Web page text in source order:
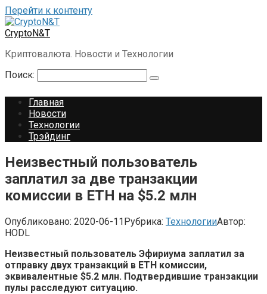
Перейти к контенту
CryptoN&T
Криптовалюта. Новости и Технологии
Поиск:
Главная
Новости
Технологии
Трэйдинг
Неизвестный пользователь
заплатил за две транзакции
комиссии в ETH на $5.2 млн
Опубликовано: 2020-06-11Рубрика: ТехнологииАвтор:
HODL
Неизвестный пользователь Эфириума заплатил за
отправку двух транзакций в ETH комиссии,
эквивалентные $5.2 млн. Подтвердившие транзакции
пулы расследуют ситуацию.